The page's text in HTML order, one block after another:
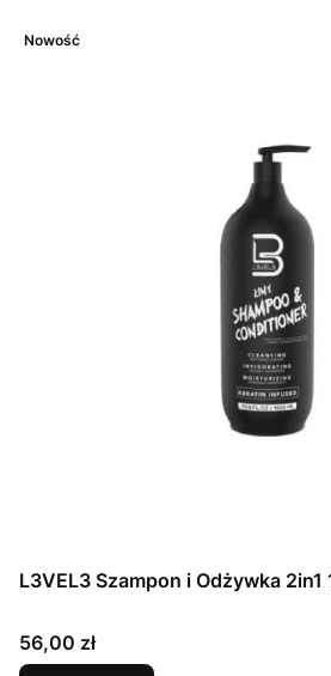
Nowość
L3VEL3 Szampon i Odżywka
Cena
56,00 zł